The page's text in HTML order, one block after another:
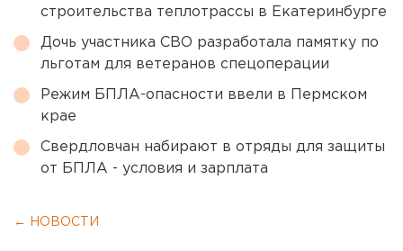
строительства теплотрассы в Екатеринбурге
Дочь участника СВО разработала памятку по
льготам для ветеранов спецоперации
Режим БПЛА-опасности ввели в Пермском
крае
Свердловчан набирают в отряды для защиты
от БПЛА - условия и зарплата
← НОВОСТИ